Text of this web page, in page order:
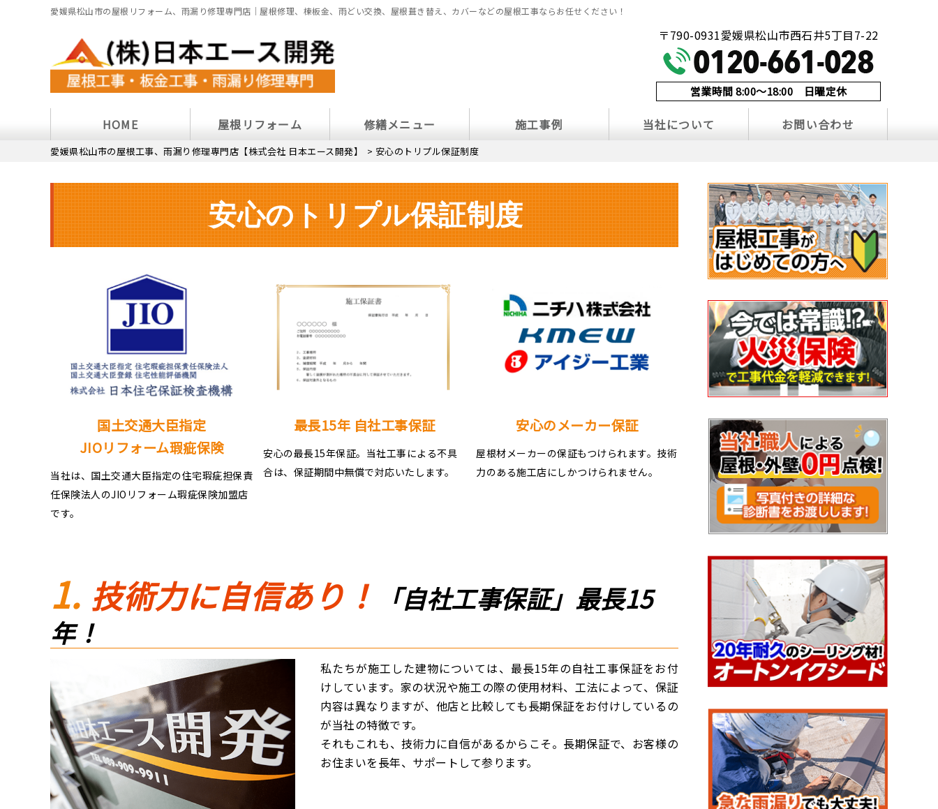
愛媛県松山市の屋根リフォーム、雨漏り修理専門店｜屋根修理、棟板金、雨どい交換、屋根葺き替え、カバーなどの屋根工事ならお任せください！
〒790-0931愛媛県松山市西石井5丁目7-22
営業時間 8:00～18:00 日曜定休
HOME 屋根リフォーム 修繕メニュー 施工事例 当社について お問い合わせ
愛媛県松山市の屋根工事、雨漏り修理専門店【株式会社 日本エース開発】 > 安心のトリプル保証制度
安心のトリプル保証制度
国土交通大臣指定
JIOリフォーム瑕疵保険
当社は、国土交通大臣指定の住宅瑕疵担保責
任保険法人のJIOリフォーム瑕疵保険加盟店
です。
最長15年 自社工事保証
安心の最長15年保証。当社工事による不具
合は、保証期間中無償で対応いたします。
安心のメーカー保証
屋根材メーカーの保証もつけられます。技術
力のある施工店にしかつけられません。
技術力に自信あり！
「自社工事保証」最長15
年！
私たちが施工した建物については、最長15年の自社工事保証をお付
けしています。家の状況や施工の際の使用材料、工法によって、保証
内容は異なりますが、他店と比較しても長期保証をお付けしているの
が当社の特徴です。
それもこれも、技術力に自信があるからこそ。長期保証で、お客様の
お住まいを長年、サポートして参ります。